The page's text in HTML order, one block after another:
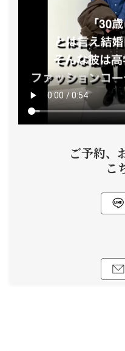
ご予約、
こ